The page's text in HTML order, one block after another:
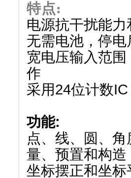
特点:
电源抗干扰能
无需电池，停
宽电压输入范
作
采用24位计数
功能:
点、线、圆、
量、预置和构造
坐标摆正和坐